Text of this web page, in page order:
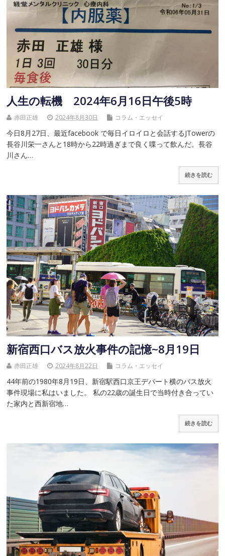
人生の転機 2024年6月16日午後5時
赤田正雄 2024年8月30日 コラム・エッセイ
今日8月27日、最近facebook で毎日イロイロと会話するJTowerの
長谷川栄一さんと18時から22時過ぎまで良く喋って飲んだ。長谷
川さん…
続きを読む
新宿西口バス放火事件の記憶~8月19日
赤田正雄 2024年8月22日 コラム・エッセイ
44年前の1980年8月19日、新宿駅西口京王デパート横のバス放火
事件現場に私はいました。 私の22歳の誕生日で当時付き合ってい
た家内と西新宿地…
続きを読む